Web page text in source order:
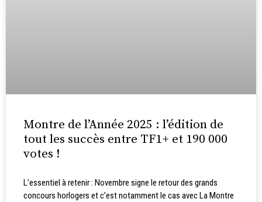
Montre de l’Année 2025 : l’édition de
tout les succès entre TF1+ et 190 000
votes !
L’essentiel à retenir : Novembre signe le retour des grands
concours horlogers et c’est notamment le cas avec La Montre